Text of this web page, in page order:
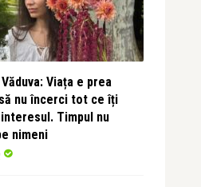
Viața e prea
nu încerci tot ce îți
Timpul nu
nimeni